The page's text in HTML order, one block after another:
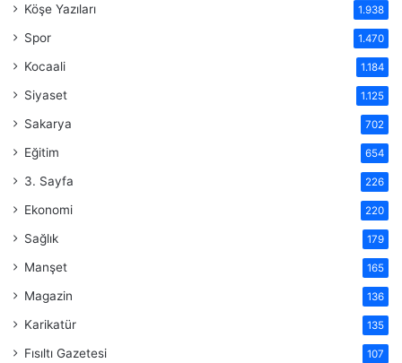
Köşe Yazıları 1.938
Spor 1.470
Kocaali 1.184
Siyaset 1.125
Sakarya 702
Eğitim 654
3. Sayfa 226
Ekonomi 220
Sağlık 179
Manşet 165
Magazin 136
Karikatür 135
Fısıltı Gazetesi 107